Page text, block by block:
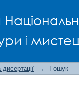
і
→ Пошук